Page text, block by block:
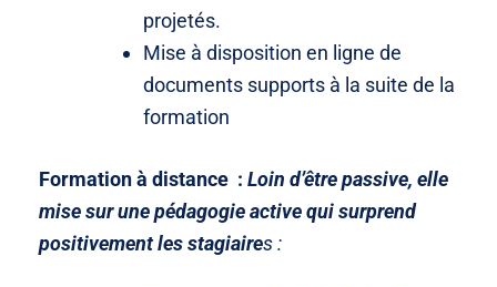
projetés.
Mise à disposition en ligne de
documents supports à la suite de la
formation
Formation à distance : Loin d’être passive, elle
mise sur une pédagogie active qui surprend
positivement les stagiaires :